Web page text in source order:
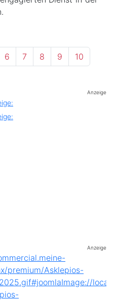
6 7 8 9 10
Anzeige
Anzeige